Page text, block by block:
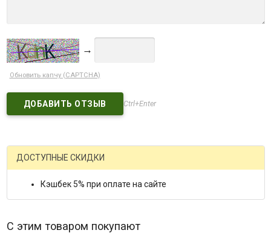
→
Обновить капчу (CAPTCHA)
Ctrl+Enter
ДОСТУПНЫЕ СКИДКИ
Кэшбек 5% при оплате на сайте
С этим товаром покупают